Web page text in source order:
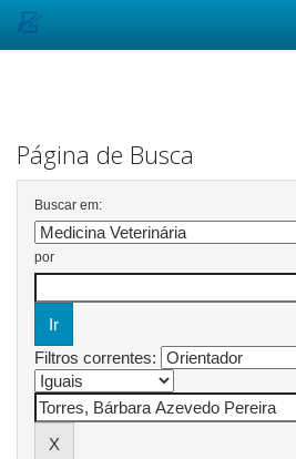
Página de Busca
Buscar em:
por
Filtros correntes: